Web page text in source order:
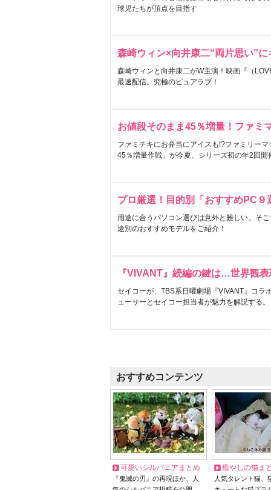
球児たちが頂点を目指す
森崎ウィン×向井康二“両片思い”
森崎ウィンと向井康二がW主演！映画『（
最速配信。究極のピュアラブ！
お値段そのまま45％増量！ファミ
ファミチキにお弁当にアイスも!?ファミリー
45％増量作戦」が今夏、シリーズ初の年2回開
プロ厳選！目的別「おすすめPC９
用途に合うパソコン選びは意外と難しい。そ
途別のおすすめモデルをご紹介！
『VIVANT』続編の鍵は…世界観
セイコーが、TBS系日曜劇場『VIVANT』コラ
ューサーとセイコー担当者が魅力を解説する。
おすすめコンテンツ
可愛いシルバニアまとめ
『鬼滅の刃』の再現ほか、人
癒やしの猫ま
人気タレント猫